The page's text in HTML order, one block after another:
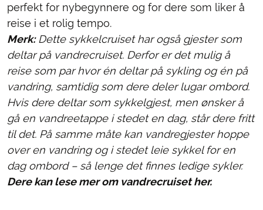
perfekt for nybegynnere og for dere som liker å
reise i et rolig tempo.
Merk:Dette sykkelcruiset har også gjester som
deltar på vandrecruiset. Derfor er det mulig å
reise som par hvor én deltar på sykling og én på
vandring, samtidig som dere deler lugar ombord.
Hvis dere deltar som sykkelgjest, men ønsker å
gå en vandreetappe i stedet en dag, står dere fritt
til det. På samme måte kan vandregjester hoppe
over en vandring og i stedet leie sykkel for en
dag ombord – så lenge det finnes ledige sykler.
Dere kan lese mer om vandrecruiset her.